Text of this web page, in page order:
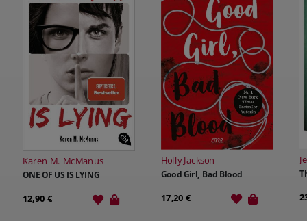
Holly Jackson
Good Girl, Bad Blood
17,20 €
Jennifer Lynn Barnes
The Inheritance Games
23,60 €
6